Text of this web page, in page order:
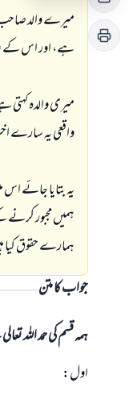
ہے، اور اس كے
ميرى والدہ كہتى
واقعى يہ سارے
يہ بتايا جائے
ہميں مجبور
ہمارے حقوق كيا
جواب کا متن
ہمہ قسم کی حمد اللہ
اول: